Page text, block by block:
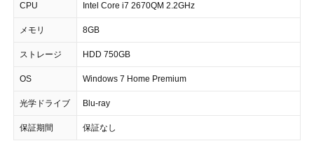
CPU Intel Core i7 2670QM 2.2GHz
メモリ 8GB
ストレージ HDD 750GB
OS Windows 7 Home Premium
光学ドライブ Blu-ray
保証期間 保証なし